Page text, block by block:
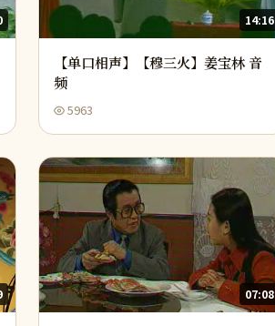
14:16
【单口相声】【穆三火】姜宝林 音
频
5963
07:08